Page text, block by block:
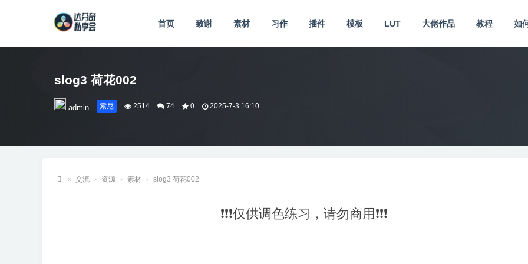
首页 致谢 素材 习作 插件 模板 LUT 大佬作品 教程 如
slog3 荷花002
admin 索尼 2514 74 0 2025-7-3 16:10
» 交流 › 资源 › 素材 › slog3 荷花002
❗❗❗仅供调色练习，请勿商用❗❗❗